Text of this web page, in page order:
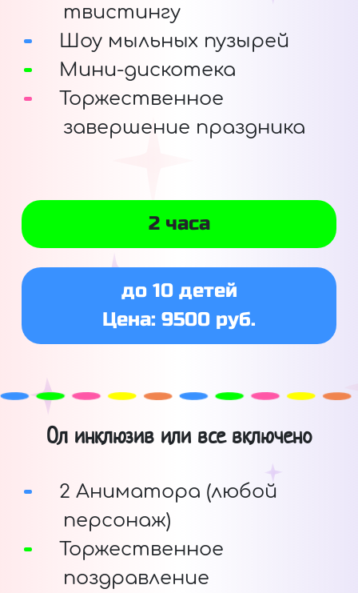
твистингу
Шоу мыльных пузырей
Мини-дискотека
Торжественное
завершение праздника
2 часа
до 10 детей
Цена: 9500 руб.
Ол инклюзив или все включено
2 Аниматора (любой
персонаж)
Торжественное
поздравление